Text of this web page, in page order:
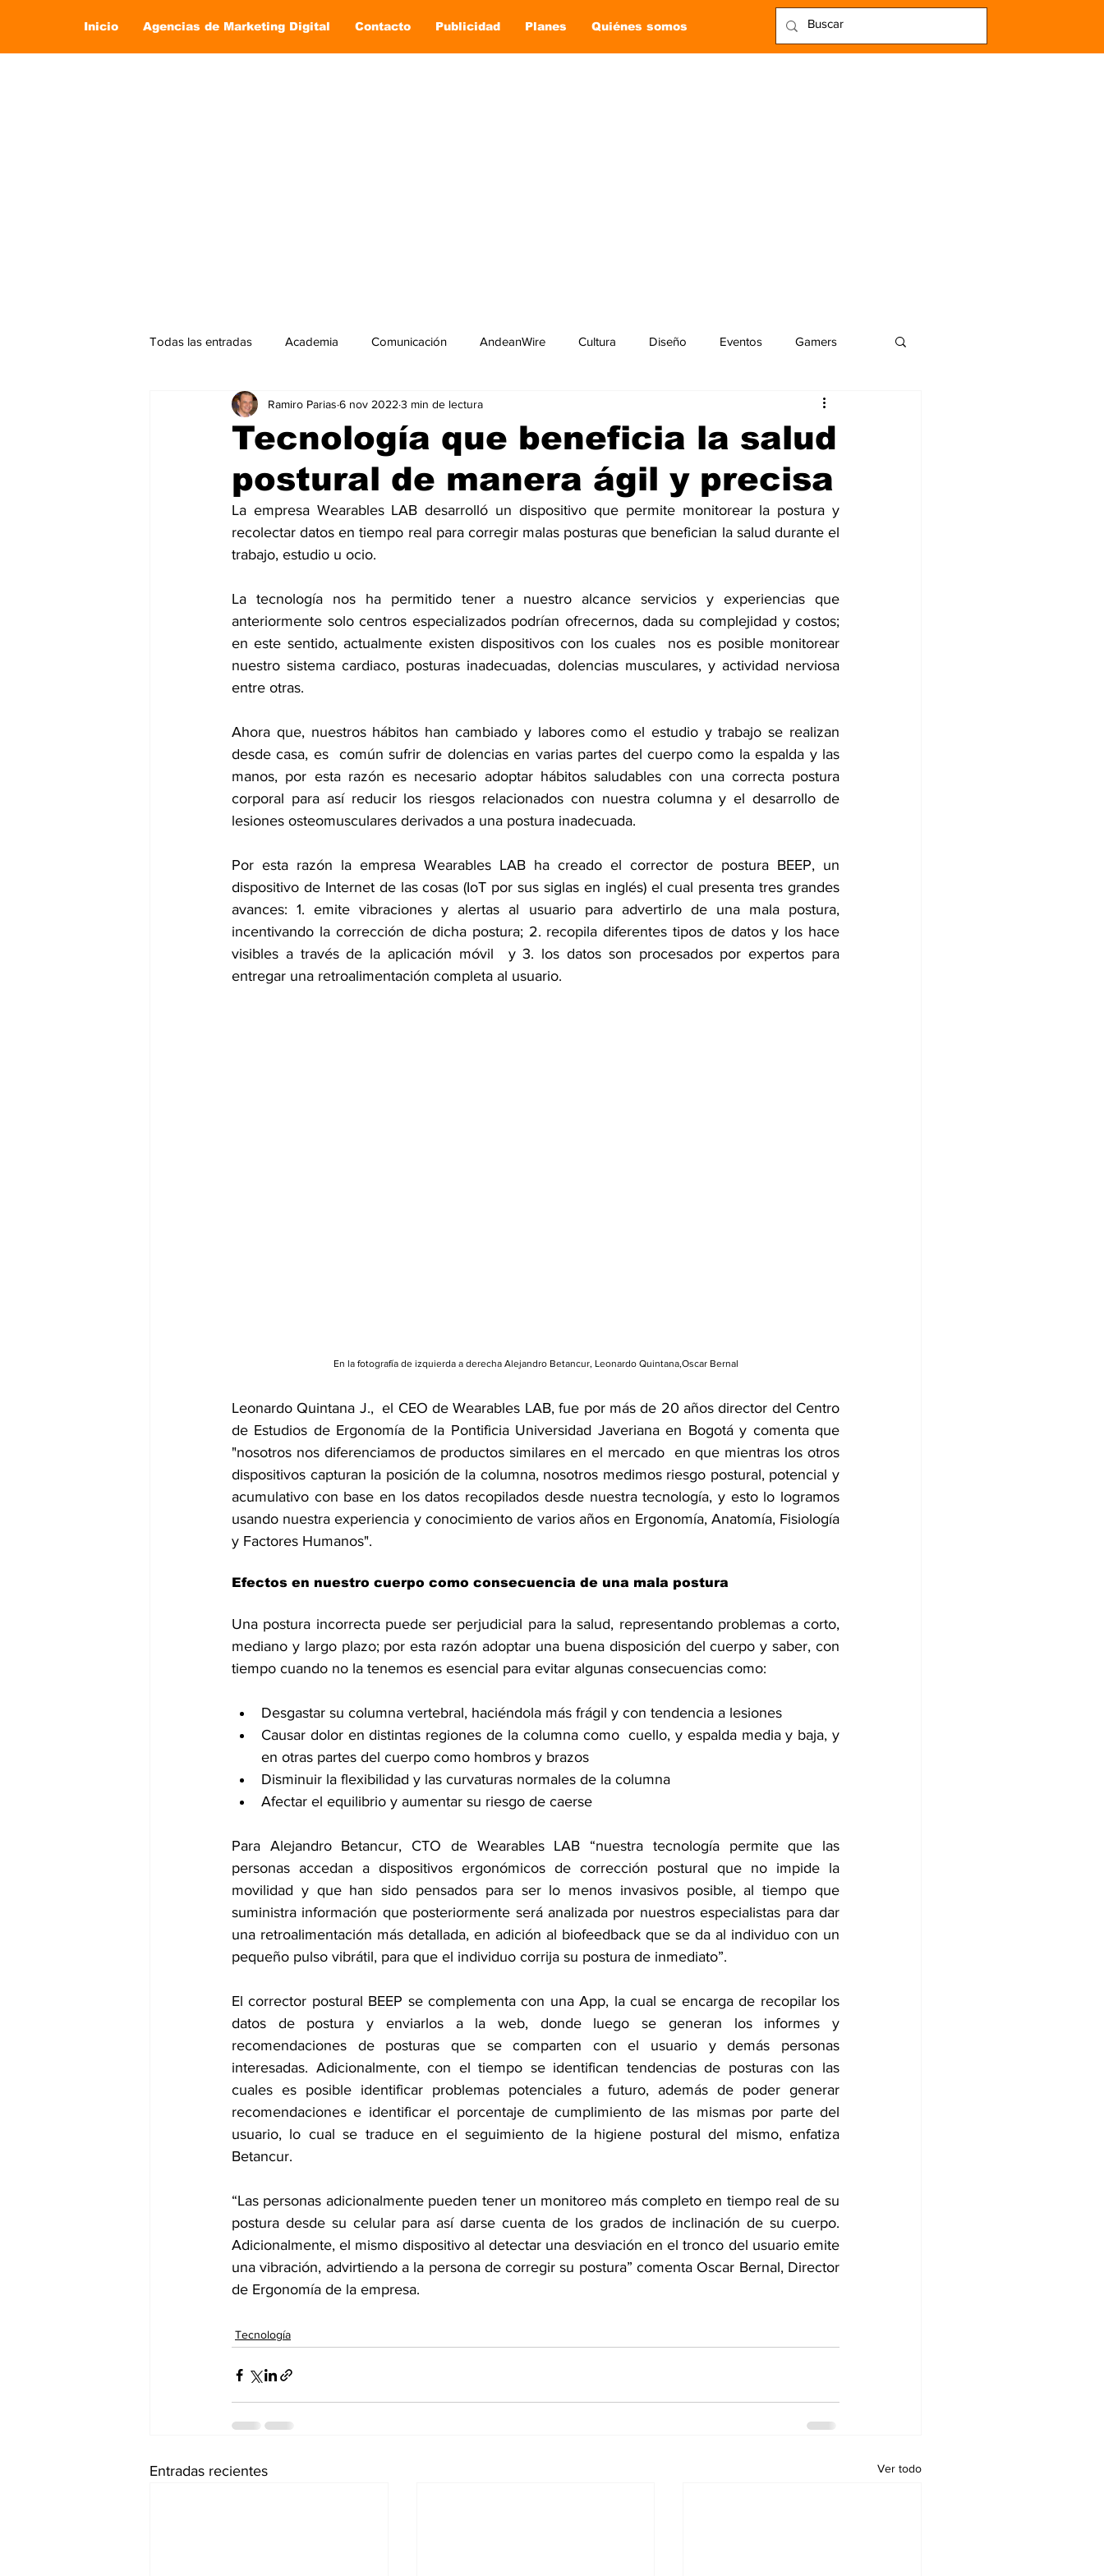
Inicio Agencias de Marketing Digital Contacto Publicidad Planes Quiénes somos
Todas las entradas Academia Comunicación AndeanWire Cultura Diseño Eventos Gamers
Marketing Marketing Digital Negocios Películas
Social Media Marketing Turismo On line Tecnología Un Café Digital Noticias Tecnología
Dispositivos Eventos e-commerce Logística Perfiles Felicidad Música DJing
Sostenibilidad salud
Tecnología que beneficia la salud
postural de manera ágil y precisa
Ramiro Parias 6 nov 2022 3 min de lectura
La empresa Wearables LAB desarrolló un dispositivo que permite monitorear la postura y
recolectar datos en tiempo real para corregir malas posturas que benefician la salud durante el
trabajo, estudio u ocio.
La tecnología nos ha permitido tener a nuestro alcance servicios y experiencias que
anteriormente solo centros especializados podrían ofrecernos, dada su complejidad y costos;
en este sentido, actualmente existen dispositivos con los cuales  nos es posible monitorear
nuestro sistema cardiaco, posturas inadecuadas, dolencias musculares, y actividad nerviosa
entre otras.
Ahora que, nuestros hábitos han cambiado y labores como el estudio y trabajo se realizan
desde casa, es  común sufrir de dolencias en varias partes del cuerpo como la espalda y las
manos, por esta razón es necesario adoptar hábitos saludables con una correcta postura
corporal para así reducir los riesgos relacionados con nuestra columna y el desarrollo de
lesiones osteomusculares derivados a una postura inadecuada.
Por esta razón la empresa Wearables LAB ha creado el corrector de postura BEEP, un
dispositivo de Internet de las cosas (IoT por sus siglas en inglés) el cual presenta tres grandes
avances: 1. emite vibraciones y alertas al usuario para advertirlo de una mala postura,
incentivando la corrección de dicha postura; 2. recopila diferentes tipos de datos y los hace
visibles a través de la aplicación móvil  y 3. los datos son procesados por expertos para
entregar una retroalimentación completa al usuario.
En la fotografía de izquierda a derecha Alejandro Betancur, Leonardo Quintana,Oscar Bernal
Leonardo Quintana J.,  el CEO de Wearables LAB, fue por más de 20 años director del Centro
de Estudios de Ergonomía de la Pontificia Universidad Javeriana en Bogotá y comenta que
"nosotros nos diferenciamos de productos similares en el mercado  en que mientras los otros
dispositivos capturan la posición de la columna, nosotros medimos riesgo postural, potencial y
acumulativo con base en los datos recopilados desde nuestra tecnología, y esto lo logramos
usando nuestra experiencia y conocimiento de varios años en Ergonomía, Anatomía, Fisiología
y Factores Humanos".
Efectos en nuestro cuerpo como consecuencia de una mala postura
Una postura incorrecta puede ser perjudicial para la salud, representando problemas a corto,
mediano y largo plazo; por esta razón adoptar una buena disposición del cuerpo y saber, con
tiempo cuando no la tenemos es esencial para evitar algunas consecuencias como:
Desgastar su columna vertebral, haciéndola más frágil y con tendencia a lesiones
Causar dolor en distintas regiones de la columna como  cuello, y espalda media y baja, y
en otras partes del cuerpo como hombros y brazos
Disminuir la flexibilidad y las curvaturas normales de la columna
Afectar el equilibrio y aumentar su riesgo de caerse
Para Alejandro Betancur, CTO de Wearables LAB “nuestra tecnología permite que las
personas accedan a dispositivos ergonómicos de corrección postural que no impide la
movilidad y que han sido pensados para ser lo menos invasivos posible, al tiempo que
suministra información que posteriormente será analizada por nuestros especialistas para dar
una retroalimentación más detallada, en adición al biofeedback que se da al individuo con un
pequeño pulso vibrátil, para que el individuo corrija su postura de inmediato”.
El corrector postural BEEP se complementa con una App, la cual se encarga de recopilar los
datos de postura y enviarlos a la web, donde luego se generan los informes y
recomendaciones de posturas que se comparten con el usuario y demás personas
interesadas. Adicionalmente, con el tiempo se identifican tendencias de posturas con las
cuales es posible identificar problemas potenciales a futuro, además de poder generar
recomendaciones e identificar el porcentaje de cumplimiento de las mismas por parte del
usuario, lo cual se traduce en el seguimiento de la higiene postural del mismo, enfatiza
Betancur.
“Las personas adicionalmente pueden tener un monitoreo más completo en tiempo real de su
postura desde su celular para así darse cuenta de los grados de inclinación de su cuerpo.
Adicionalmente, el mismo dispositivo al detectar una desviación en el tronco del usuario emite
una vibración, advirtiendo a la persona de corregir su postura” comenta Oscar Bernal, Director
de Ergonomía de la empresa.
Tecnología
Entradas recientes Ver todo